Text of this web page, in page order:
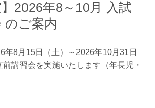
】2026年8～10月 入試
のご案内
年8月15日（土）～2026年10月31日
前講習会を実施いたします（年長児・